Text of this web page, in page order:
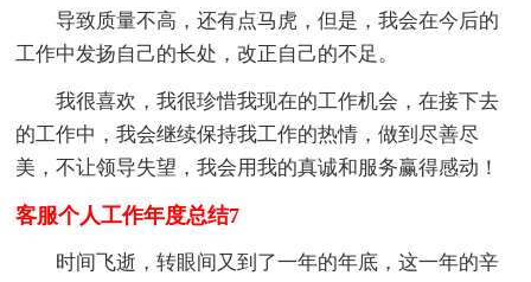
导致质量不高，还有点马虎，但是，我会在今后的
工作中发扬自己的长处，改正自己的不足。
我很喜欢，我很珍惜我现在的工作机会，在接下去
的工作中，我会继续保持我工作的热情，做到尽善尽
美，不让领导失望，我会用我的真诚和服务赢得感动！
客服个人工作年度总结7
时间飞逝，转眼间又到了一年的年底，这一年的辛